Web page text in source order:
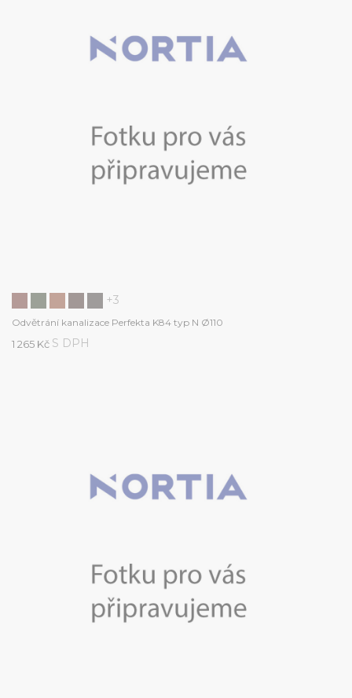
+3
Odvětrání kanalizace Perfekta K84 typ N Ø110
1 265 Kč S DPH